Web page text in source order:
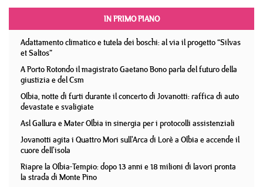
IN PRIMO PIANO
Adattamento climatico e tutela dei boschi: al via il progetto “Silvas
et Saltos”
A Porto Rotondo il magistrato Gaetano Bono parla del futuro della
giustizia e del Csm
Olbia, notte di furti durante il concerto di Jovanotti: raffica di auto
devastate e svaligiate
Asl Gallura e Mater Olbia in sinergia per i protocolli assistenziali
Jovanotti agita i Quattro Mori sull'Arca di Lorè a Olbia e accende il
cuore dell'isola
Riapre la Olbia-Tempio: dopo 13 anni e 18 milioni di lavori pronta
la strada di Monte Pino